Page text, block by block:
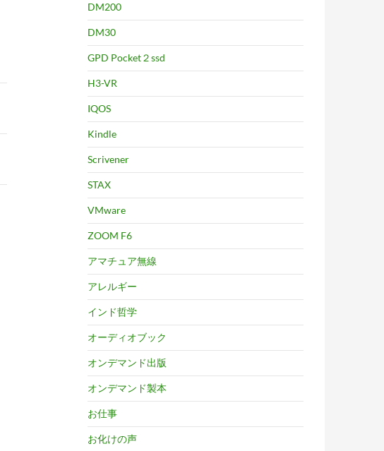
DM200
DM30
GPD Pocket２ssd
H3-VR
IQOS
Kindle
Scrivener
STAX
VMware
ZOOM F6
アマチュア無線
アレルギー
インド哲学
オーディオブック
オンデマンド出版
オンデマンド製本
お仕事
お化けの声